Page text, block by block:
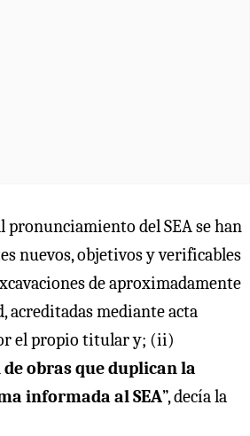
pronunciamiento del SEA se han
nuevos, objetivos y verificables
de aproximadamente
acreditadas mediante acta
el propio titular y; (ii)
obras que duplican la
informada al SEA”, decía la